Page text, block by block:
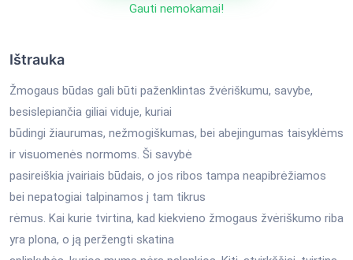
Gauti nemokamai!
Ištrauka
Žmogaus būdas gali būti paženklintas žvėriškumu, savybe,
besislepiančia giliai viduje, kuriai
būdingi žiaurumas, nežmogiškumas, bei abejingumas taisyklėms
ir visuomenės normoms. Ši savybė
pasireiškia įvairiais būdais, o jos ribos tampa neapibrėžiamos
bei nepatogiai talpinamos į tam tikrus
rėmus. Kai kurie tvirtina, kad kiekvieno žmogaus žvėriškumo riba
yra plona, o ją peržengti skatina